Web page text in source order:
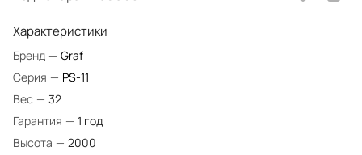
Характеристики
Бренд — Graf
Серия — PS-11
Вес — 32
Гарантия — 1 год
Высота — 2000